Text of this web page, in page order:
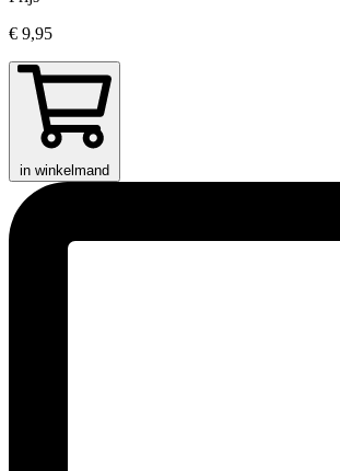
€ 9,95
in winkelmand